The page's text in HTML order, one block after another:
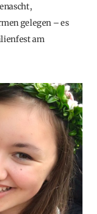
gelegen – es
am